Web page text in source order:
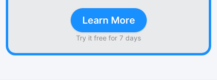
Learn More
Try it free for 7 days